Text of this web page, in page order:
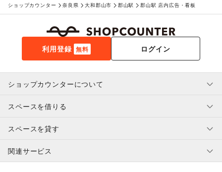
ショップカウンター 奈良県 大和郡山市 郡山駅 郡山駅 店内広告・看板
利用登録 無料 ログイン
ショップカウンターについて
利用規約・ガイドライン
特定商取引法に基づく表示
補償プログラム
スペースを借りる
スペースを借りたい人へ
ユーザー利用規約
提携パートナー
スペースを貸す
スペースを貸したい方へ
オーナー利用規約
関連サービス